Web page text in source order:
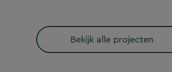
Bekijk alle projecten